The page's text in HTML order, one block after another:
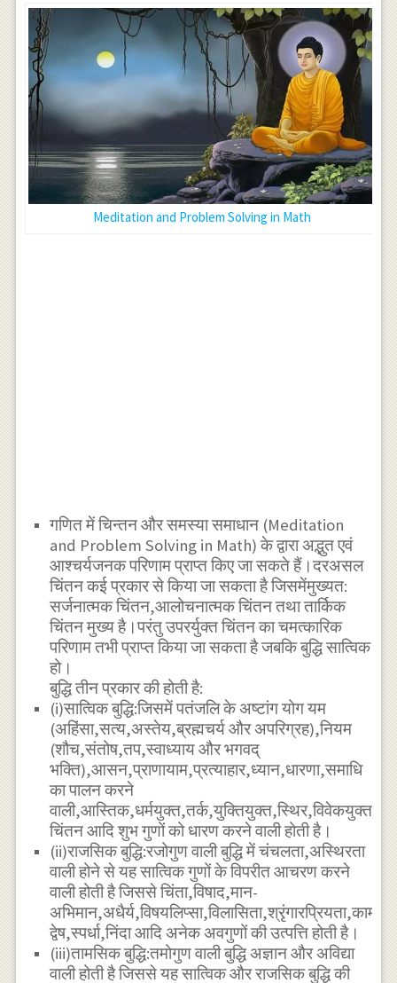
Meditation and Problem Solving in Math
गणित में चिन्तन और समस्या समाधान (Meditation
and Problem Solving in Math) के द्वारा अद्भुत एवं
आश्चर्यजनक परिणाम प्राप्त किए जा सकते हैं।दरअसल
चिंतन कई प्रकार से किया जा सकता है जिसमेंमुख्यत:
सर्जनात्मक चिंतन,आलोचनात्मक चिंतन तथा तार्किक
चिंतन मुख्य है।परंतु उपरर्युक्त चिंतन का चमत्कारिक
परिणाम तभी प्राप्त किया जा सकता है जबकि बुद्धि सात्विक
हो।
बुद्धि तीन प्रकार की होती है:
(i)सात्विक बुद्धि:जिसमें पतंजलि के अष्टांग योग यम
(अहिंसा,सत्य,अस्तेय,ब्रह्मचर्य और अपरिग्रह),नियम
(शौच,संतोष,तप,स्वाध्याय और भगवद्
भक्ति),आसन,प्राणायाम,प्रत्याहार,ध्यान,धारणा,समाधि
का पालन करने
चिंतन आदि शुभ गुणों को धारण करने वाली होती है।
(ii)राजसिक बुद्धि:रजोगुण वाली बुद्धि में चंचलता,अस्थिरता
वाली होने से यह सात्विक गुणों के विपरीत आचरण करने
वाली होती है जिससे चिंता,विषाद,मान-
द्वेष,स्पर्धा,निंदा आदि अनेक अवगुणों की उत्पत्ति होती है।
(iii)तामसिक बुद्धि:तमोगुण वाली बुद्धि अज्ञान और अविद्या
वाली होती है जिससे यह सात्विक और राजसिक बुद्धि की